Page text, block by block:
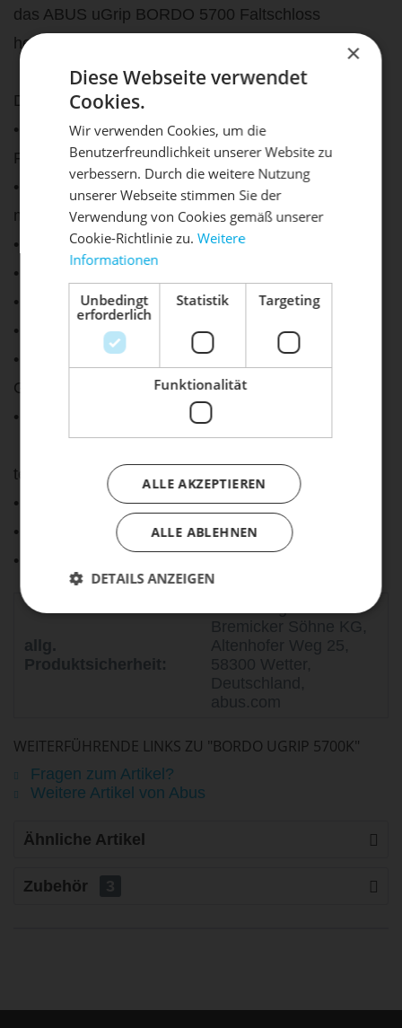
das ABUS uGrip BORDO 5700 Faltschloss
hervorragend für den täglichen Einsatz.
Details:
• kompaktes und leicht zu transportierendes
Faltschloss
• ABUS-Sicherheitslevel 7 von 15 (niedriges bis
mittleres Diebstahlrisiko)
• 5 mm dicke Stäbe aus gehärtetem Stahl
• Automatikzylinder für komfortables Abschließen
• resistent gegen Kältespray
• Kunststoffummantelung schützt vor Kratzern
• kompakte Abmessungen durch platzsparende
Gelenkkonstruktion
• flexibler Rahmenhalter inklusive
technische Daten:
• Material: Stahl, Kunststoff
• Schließ-Typ: Zahlenkombination
• Länge: ca. 80 cm
allg.
Produktsicherheit:
Bremicker Söhne KG,
Altenhofer Weg 25,
58300 Wetter,
Deutschland,
abus.com
WEITERFÜHRENDE LINKS ZU "BORDO UGRIP 5700K"
Fragen zum Artikel?
Weitere Artikel von Abus
Ähnliche Artikel
Zubehör 3
X
DIE SONNE LACHT, DEIN
RAD ERWACHT
Mach dein Bike frühlingsfit - gönn
ihm den Service, den es verdient!
Dein Bike braucht Service, Wartung
oder ein Update?
Buche dir jetzt deinen Termin.
×
Diese Webseite verwendet
Cookies.
Wir verwenden Cookies, um die
Benutzerfreundlichkeit unserer Website zu
verbessern. Durch die weitere Nutzung
unserer Webseite stimmen Sie der
Verwendung von Cookies gemäß unserer
Cookie-Richtlinie zu.Weitere
Informationen
Unbedingt
erforderlich
Statistik Targeting
Funktionalität
ALLE AKZEPTIEREN
ALLE ABLEHNEN
DETAILS ANZEIGEN